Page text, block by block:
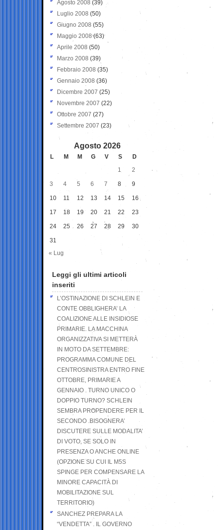
Agosto 2008 (39)
Luglio 2008 (50)
Giugno 2008 (55)
Maggio 2008(63)
Aprile 2008 (50)
Marzo 2008 (39)
Febbraio 2008 (35)
Gennaio 2008 (36)
Dicembre 2007 (25)
Novembre 2007 (22)
Ottobre 2007 (27)
Settembre 2007 (23)
Agosto 2026
L M M G V S
D
1
2
3 4 5 6 7 8 9
10 11 12 13 14 15 16
17 18 19 20 21 22 23
24 25 26 27 28 29 30
31
« Lug
Leggi gli ultimi articoli
inseriti
L’OSTINAZIONE DI SCHLEIN E
CONTE OBBLIGHERA’ LA
COALIZIONE ALLE INSIDIOSE
PRIMARIE. LA MACCHINA
ORGANIZZATIVA SI METTERÀ
IN MOTO DA SETTEMBRE:
PROGRAMMA COMUNE DEL
CENTROSINISTRA ENTRO FINE
OTTOBRE, PRIMARIE A
GENNAIO . TURNO UNICO O
DOPPIO TURNO? SCHLEIN
SEMBRA PROPENDERE PER IL
SECONDO .BISOGNERA’
DISCUTERE SULLE MODALITA’
DI VOTO, SE SOLO IN
PRESENZA O ANCHE ONLINE
(OPZIONE SU CUI IL M5S
SPINGE PER COMPENSARE LA
MINORE CAPACITÀ DI
MOBILITAZIONE SUL
TERRITORIO)
SANCHEZ PREPARA LA
“VENDETTA” . IL GOVERNO